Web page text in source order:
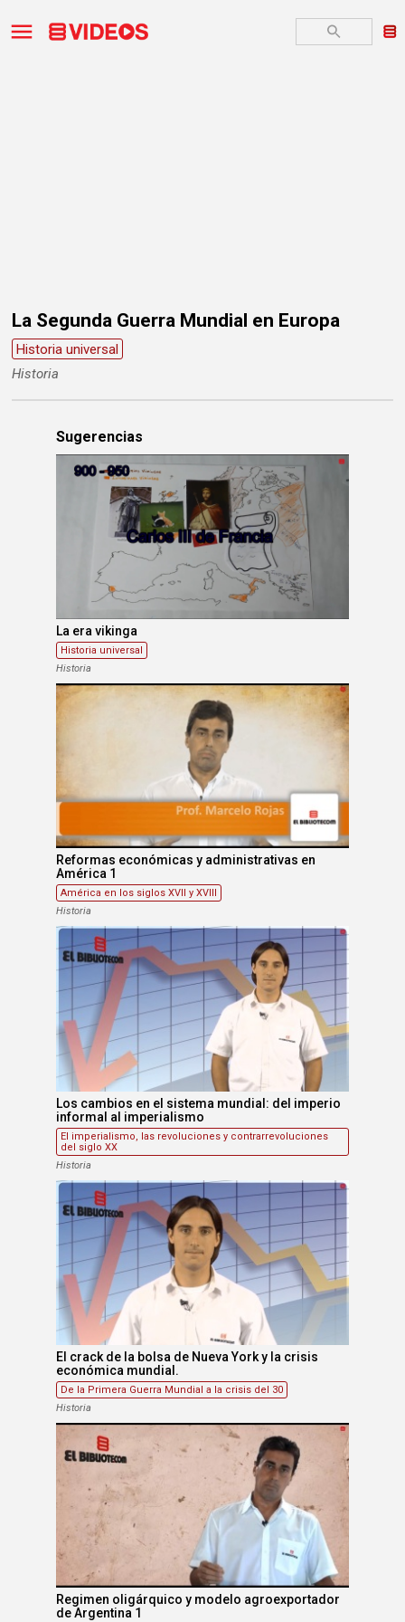
La Segunda Guerra Mundial en Europa
Historia universal
Historia
Sugerencias
La era vikinga
Historia universal
Historia
Reformas económicas y administrativas en
América 1
América en los siglos XVII y XVIII
Historia
Los cambios en el sistema mundial: del imperio
informal al imperialismo
El imperialismo, las revoluciones y contrarrevoluciones
del siglo XX
Historia
El crack de la bolsa de Nueva York y la crisis
económica mundial.
De la Primera Guerra Mundial a la crisis del 30
Historia
Regimen oligárquico y modelo agroexportador
de Argentina 1